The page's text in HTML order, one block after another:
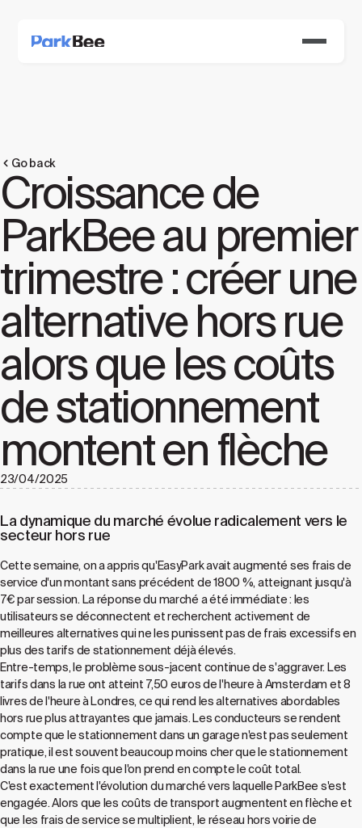
Go back
Croissance de
ParkBee au premier
trimestre : créer une
alternative hors rue
alors que les coûts
de stationnement
montent en flèche
23/04/2025
La dynamique du marché évolue radicalement vers le
secteur hors rue
Cette semaine, on a appris qu'EasyPark avait augmenté ses frais de
service d'un montant sans précédent de 1800 %, atteignant jusqu'à
7€ par session. La réponse du marché a été immédiate : les
utilisateurs se déconnectent et recherchent activement de
meilleures alternatives qui ne les punissent pas de frais excessifs en
plus des tarifs de stationnement déjà élevés.
Entre-temps, le problème sous-jacent continue de s'aggraver. Les
tarifs dans la rue ont atteint 7,50 euros de l'heure à Amsterdam et 8
livres de l'heure à Londres, ce qui rend les alternatives abordables
hors rue plus attrayantes que jamais. Les conducteurs se rendent
compte que le stationnement dans un garage n'est pas seulement
pratique, il est souvent beaucoup moins cher que le stationnement
dans la rue une fois que l'on prend en compte le coût total.
C'est exactement l'évolution du marché vers laquelle ParkBee s'est
engagée. Alors que les coûts de transport augmentent en flèche et
que les frais de service se multiplient, le réseau hors voirie de